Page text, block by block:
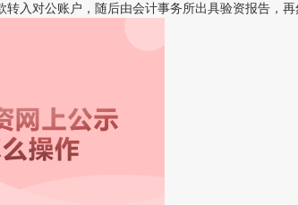
入对公账户，随后由会计事务所出具验资报告，